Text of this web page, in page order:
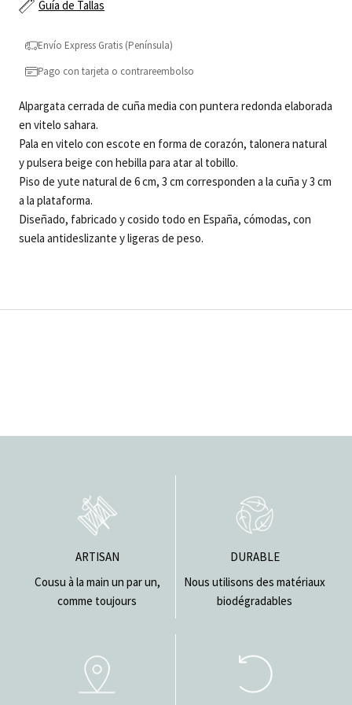
Guía de Tallas
Envío Express Gratis (Península)
Pago con tarjeta o contrareembolso
Alpargata cerrada de cuña media con puntera redonda elaborada
en vitelo sahara.
Pala en vitelo con escote en forma de corazón, talonera natural
y pulsera beige con hebilla para atar al tobillo.
Piso de yute natural de 6 cm, 3 cm corresponden a la cuña y 3 cm
a la plataforma.
Diseñado, fabricado y cosido todo en España, cómodas, con
suela antideslizante y ligeras de peso.
ARTISAN
Cousu à la main un par un,
comme toujours
DURABLE
Nous utilisons des matériaux
biodégradables